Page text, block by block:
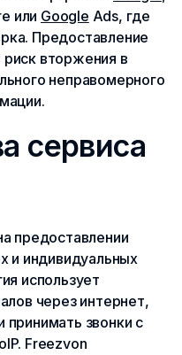
или Google Ads, где
Предоставление
вторжения в
неправомерного
сервиса
предоставлении
и индивидуальных
использует
через интернет,
звонки с
Freezvon